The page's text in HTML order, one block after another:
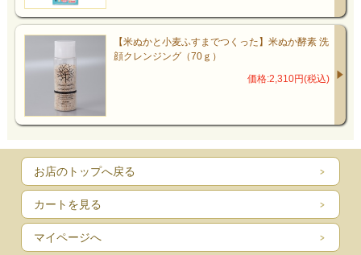
【米ぬかと小麦ふすまでつくった】米ぬか酵素 洗
顔クレンジング（70ｇ）
価格:2,310円(税込)
お店のトップへ戻る
カートを見る
マイページへ